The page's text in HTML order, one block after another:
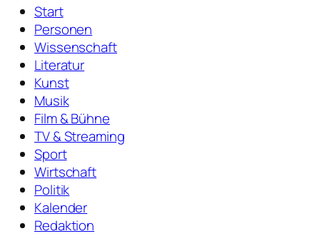
Start
Personen
Wissenschaft
Literatur
Kunst
Musik
Film & Bühne
TV & Streaming
Sport
Wirtschaft
Politik
Kalender
Redaktion